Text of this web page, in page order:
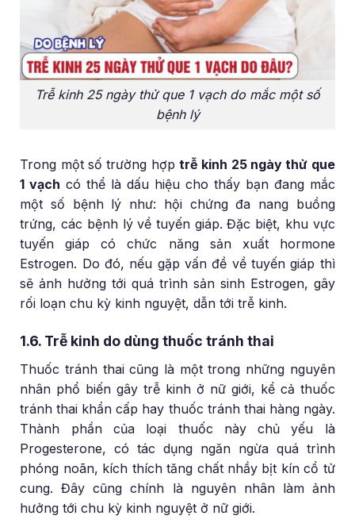
Trễ kinh 25 ngày thử que 1 vạch do mắc một số
bệnh lý
Trong một số trường hợp trễ kinh 25 ngày thử que
1 vạch có thể là dấu hiệu cho thấy bạn đang mắc
một số bệnh lý như: hội chứng đa nang buồng
trứng, các bệnh lý về tuyến giáp. Đặc biệt, khu vực
tuyến giáp có chức năng sản xuất hormone
Estrogen. Do đó, nếu gặp vấn đề về tuyến giáp thì
sẽ ảnh hưởng tới quá trình sản sinh Estrogen, gây
rối loạn chu kỳ kinh nguyệt, dẫn tới trễ kinh.
1.6. Trễ kinh do dùng thuốc tránh thai
Thuốc tránh thai cũng là một trong những nguyên
nhân phổ biến gây trễ kinh ở nữ giới, kể cả thuốc
tránh thai khẩn cấp hay thuốc tránh thai hàng ngày.
Thành phần của loại thuốc này chủ yếu là
Progesterone, có tác dụng ngăn ngừa quá trình
phóng noãn, kích thích tăng chất nhầy bịt kín cổ tử
cung. Đây cũng chính là nguyên nhân làm ảnh
hưởng tới chu kỳ kinh nguyệt ở nữ giới.